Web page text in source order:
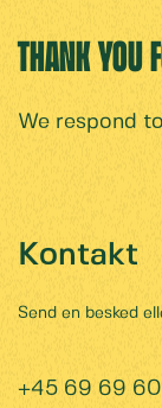
Thank
We respond
Kontakt
Send en besked
+45 69 69